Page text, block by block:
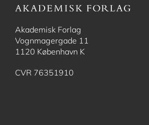
Akademisk Forlag
Vognmagergade 11
1120 København K
CVR 76351910